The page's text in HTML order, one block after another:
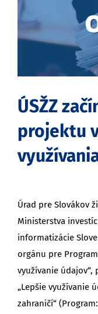
obrázok
ÚSŽZ
projektu
Úrad pre Slovákov
Ministerstva
informatizácie
orgánu pre Program
využívanie
„Lepšie využívanie
zahraničí“